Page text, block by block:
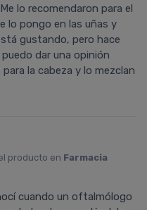
lo recomendaron para el
lo pongo en las uñas y
gustando, pero hace
dar una opinión
la cabeza y lo mezclan
producto en Farmacia
cuando un oftalmólogo